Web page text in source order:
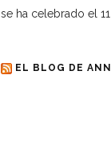
se ha celebrado el
EL BLOG DE